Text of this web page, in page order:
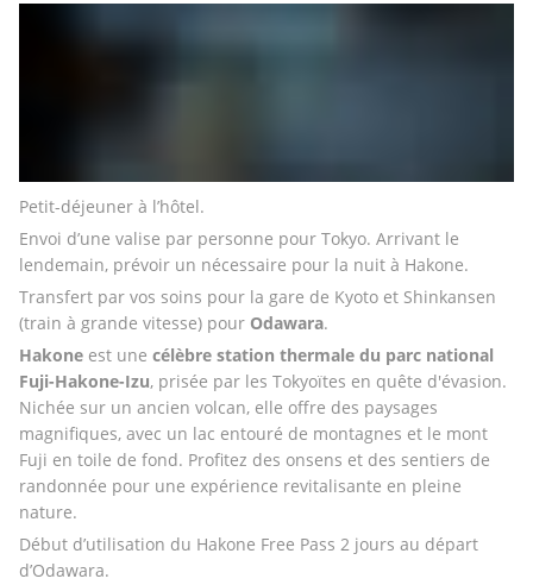
Petit-déjeuner à l’hôtel.
Envoi d’une valise par personne pour Tokyo. Arrivant le
lendemain, prévoir un nécessaire pour la nuit à Hakone.
Transfert par vos soins pour la gare de Kyoto et Shinkansen
(train à grande vitesse) pour Odawara.
Hakone est une célèbre station thermale du parc national
Fuji-Hakone-Izu, prisée par les Tokyoïtes en quête d'évasion.
Nichée sur un ancien volcan, elle offre des paysages
magnifiques, avec un lac entouré de montagnes et le mont
Fuji en toile de fond. Profitez des onsens et des sentiers de
randonnée pour une expérience revitalisante en pleine
nature.
Début d’utilisation du Hakone Free Pass 2 jours au départ
d’Odawara.